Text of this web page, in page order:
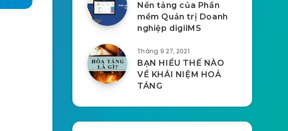
Nền tảng của Phần
mềm Quản trị Doanh
nghiệp digiiMS
Tháng 9 27, 2021
BẠN HIỂU THẾ NÀO
VỀ KHÁI NIỆM HOẢ
TÁNG